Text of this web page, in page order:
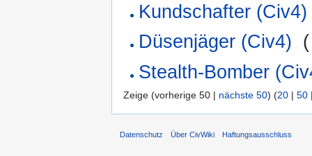
Kundschafter (Civ4)
Düsenjäger (Civ4) (
Stealth-Bomber
Zeige (vorherige 50 | nächste 50) (20 | 50
Datenschutz Über CivWiki Haftungsausschluss